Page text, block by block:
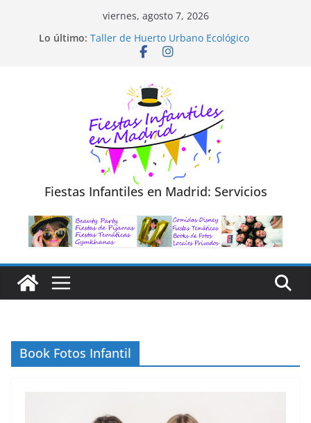
viernes, agosto 7, 2026
Lo último: Taller de Huerto Urbano Ecológico
TALLER FOTOGRAFÍA LA NATURALEZA
Trivial Virtual para niños
Fiestas Infantiles en Madrid: Servicios
Book Fotos Infantil